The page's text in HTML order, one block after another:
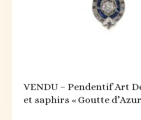
VENDU – Pendentif Art
et saphirs « Goutte